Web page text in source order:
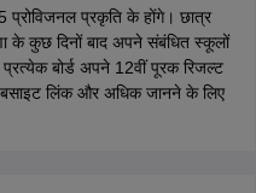
प्रोविजनल प्रकृति के होंगे। छात्र
के कुछ दिनों बाद अपने संबंधित स्कूलों
बोर्ड अपने 12वीं पूरक रिजल्ट
लिंक और अधिक जानने के लिए